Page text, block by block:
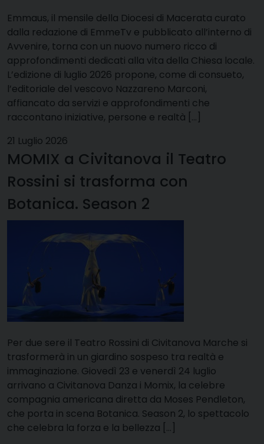
Emmaus, il mensile della Diocesi di Macerata curato
dalla redazione di EmmeTv e pubblicato all’interno di
Avvenire, torna con un nuovo numero ricco di
approfondimenti dedicati alla vita della Chiesa locale.
L’edizione di luglio 2026 propone, come di consueto,
l’editoriale del vescovo Nazzareno Marconi,
affiancato da servizi e approfondimenti che
raccontano iniziative, persone e realtà […]
21 Luglio 2026
MOMIX a Civitanova il Teatro
Rossini si trasforma con
Botanica. Season 2
Per due sere il Teatro Rossini di Civitanova Marche si
trasformerà in un giardino sospeso tra realtà e
immaginazione. Giovedì 23 e venerdì 24 luglio
arrivano a Civitanova Danza i Momix, la celebre
compagnia americana diretta da Moses Pendleton,
che porta in scena Botanica. Season 2, lo spettacolo
che celebra la forza e la bellezza […]